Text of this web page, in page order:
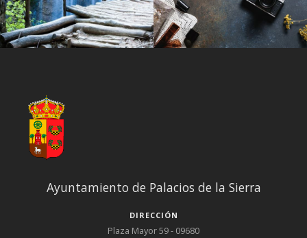
Ayuntamiento de Palacios de la Sierra
DIRECCIÓN
Plaza Mayor 59 - 09680